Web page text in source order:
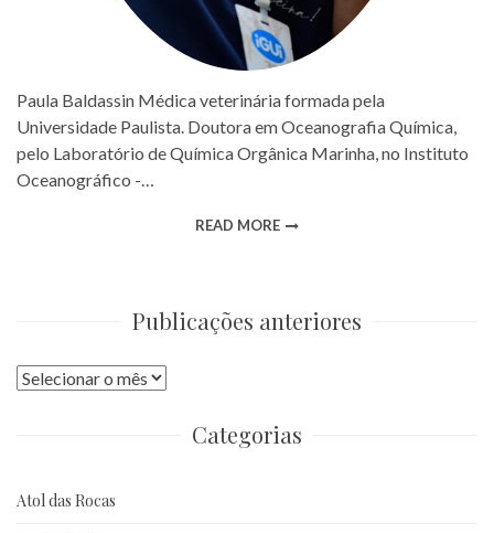
Paula Baldassin Médica veterinária formada pela
Universidade Paulista. Doutora em Oceanografia Química,
pelo Laboratório de Química Orgânica Marinha, no Instituto
Oceanográfico -…
READ MORE
Publicações anteriores
Publicações
Categorias
Atol das Rocas